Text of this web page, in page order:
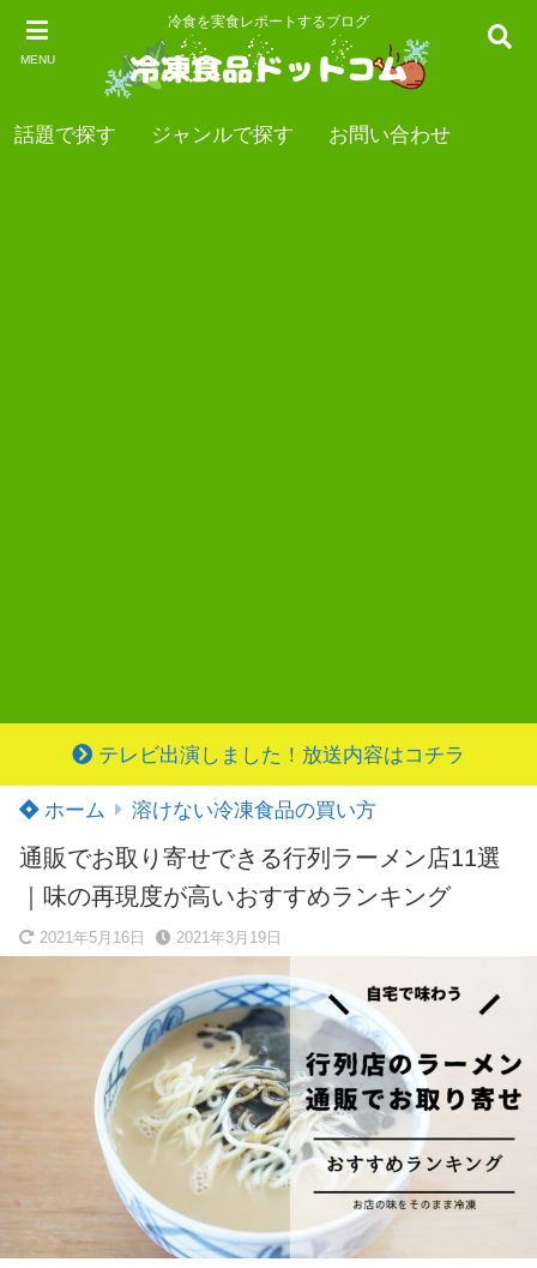
MENU
冷食を実食レポートするブログ
話題で探す ジャンルで探す お問い合わせ
テレビ出演しました！放送内容はコチラ
ホーム 溶けない冷凍食品の買い方
通販でお取り寄せできる行列ラーメン店11選
｜味の再現度が高いおすすめランキング
2021年5月16日 2021年3月19日